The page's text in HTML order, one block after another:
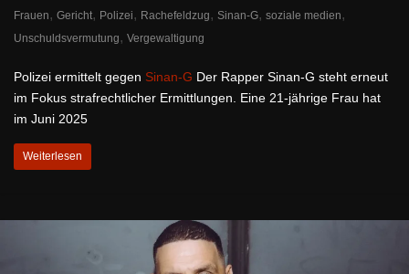
Frauen, Gericht, Polizei, Rachefeldzug, Sinan-G, soziale medien,
Unschuldsvermutung, Vergewaltigung
Polizei ermittelt gegen Sinan-G Der Rapper Sinan-G steht erneut
im Fokus strafrechtlicher Ermittlungen. Eine 21-jährige Frau hat
im Juni 2025
Weiterlesen